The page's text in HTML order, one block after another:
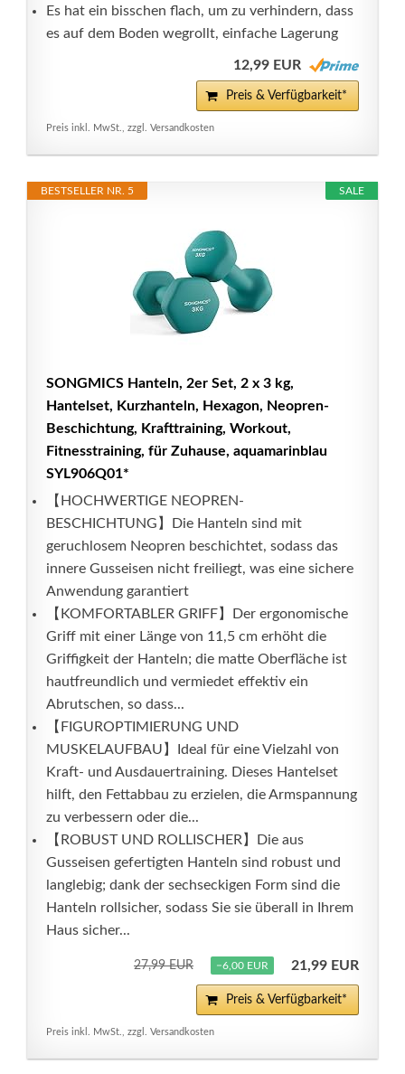
Es hat ein bisschen flach, um zu verhindern, dass
es auf dem Boden wegrollt, einfache Lagerung
12,99 EUR
Preis & Verfügbarkeit*
Preis inkl. MwSt., zzgl. Versandkosten
SALE
BESTSELLER NR. 5
SONGMICS Hanteln, 2er Set, 2 x 3 kg,
Hantelset, Kurzhanteln, Hexagon, Neopren-
Beschichtung, Krafttraining, Workout,
Fitnesstraining, für Zuhause, aquamarinblau
SYL906Q01*
【HOCHWERTIGE NEOPREN-
BESCHICHTUNG】Die Hanteln sind mit
geruchlosem Neopren beschichtet, sodass das
innere Gusseisen nicht freiliegt, was eine sichere
Anwendung garantiert
【KOMFORTABLER GRIFF】Der ergonomische
Griff mit einer Länge von 11,5 cm erhöht die
Griffigkeit der Hanteln; die matte Oberfläche ist
hautfreundlich und vermiedet effektiv ein
Abrutschen, so dass...
【FIGUROPTIMIERUNG UND
MUSKELAUFBAU】Ideal für eine Vielzahl von
Kraft- und Ausdauertraining. Dieses Hantelset
hilft, den Fettabbau zu erzielen, die Armspannung
zu verbessern oder die...
【ROBUST UND ROLLISCHER】Die aus
Gusseisen gefertigten Hanteln sind robust und
langlebig; dank der sechseckigen Form sind die
Hanteln rollsicher, sodass Sie sie überall in Ihrem
Haus sicher...
27,99 EUR −6,00 EUR 21,99 EUR
Preis & Verfügbarkeit*
Preis inkl. MwSt., zzgl. Versandkosten